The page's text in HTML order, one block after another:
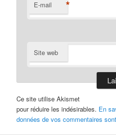
E-mail *
Site web
Ce site utilise Akismet
pour réduire les indésirables. En
données de vos commentaires